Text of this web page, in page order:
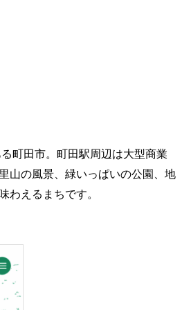
町⽥市。町⽥駅周辺は⼤型商業
⼭の⾵景、緑いっぱいの公園、地
わえるまちです。